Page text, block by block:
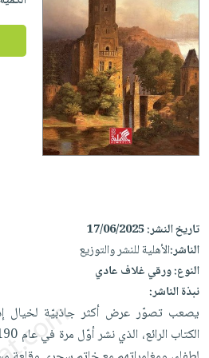
إختياراتنا
كتب
أكاديمية
صندوق
القراءة
English
books
iKitab
بلا
حدود
أسئلة
يتكرر
طرحها
تحميل
Android
تحميل
iKitab
على
Apple
أسئلة
يتكرر
طرحها
تحميل
masmu3
على
Android
Apple
المواضيع
الأكثر
مبيعاً
إختياراتنا
وسائل
تعليمية
تعليمية
الصحة
والعناية
الشخصية
جديد
الكل
الشخصية
العناية
وتصفيف
الشعر
العناية
بالجسم
جديد
الكل
أواني
الطهي
أدوات
متجر
الهدايا
أقسام
تاريخ النشر:17/06/2025
الناشر:الأهلية للنشر والتوزيع
النوع:ورقي غلاف عادي
نبذة الناشر:
يصعب تصوّر عرض أكثر جاذبيّة